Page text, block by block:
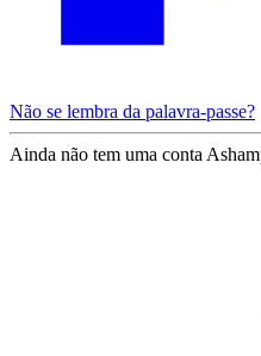
Não se lembra da palavra-passe?
Ainda não tem uma conta